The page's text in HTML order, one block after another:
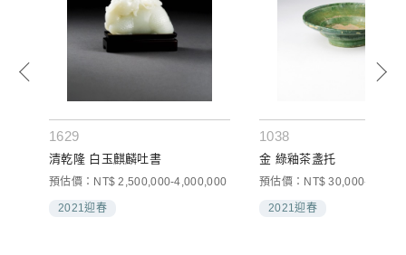
1629
清乾隆 白玉麒麟吐書
預估價：NT$ 2,500,000-4,000,000
2021迎春
1038
金 綠釉茶盞托
預估價：NT$ 30,000-50,000
2021迎春